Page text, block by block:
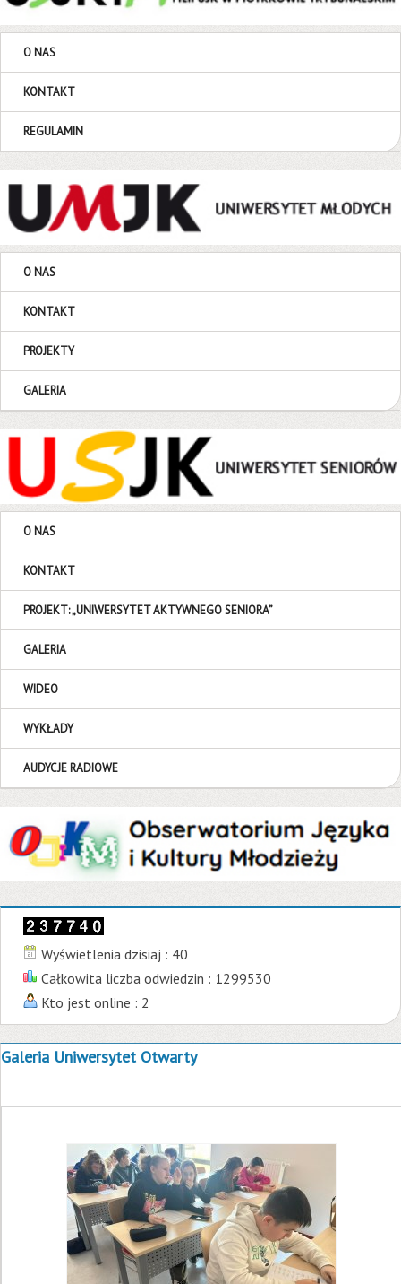
O NAS
KONTAKT
REGULAMIN
O NAS
KONTAKT
PROJEKTY
GALERIA
O NAS
KONTAKT
PROJEKT: „UNIWERSYTET AKTYWNEGO SENIORA”
GALERIA
WIDEO
WYKŁADY
AUDYCJE RADIOWE
Wyświetlenia dzisiaj : 40
Całkowita liczba odwiedzin : 1299530
Kto jest online : 2
Galeria Uniwersytet Otwarty